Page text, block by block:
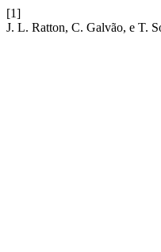
[1]
J. L. Ratton, C. Galvão, e T.